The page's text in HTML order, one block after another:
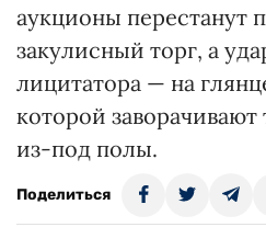
аукционы перестанут
закулисный торг, а
лицитатора — на
которой
из-под полы.
Поделиться